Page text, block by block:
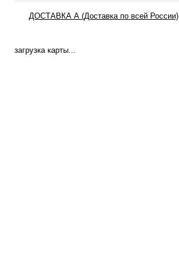
ДОСТАВКА А (Доставка по всей России)
загрузка карты...